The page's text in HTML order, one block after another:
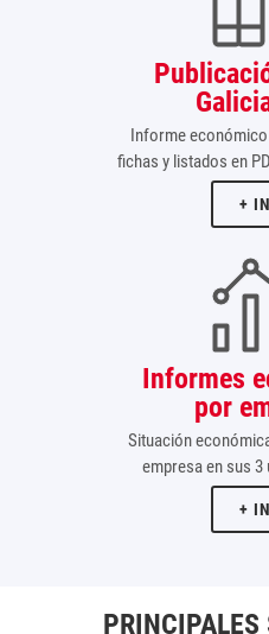
Informe
fichas y listados en
+
Informes
por
Situación
empresa en sus
+
PRINCIPALES